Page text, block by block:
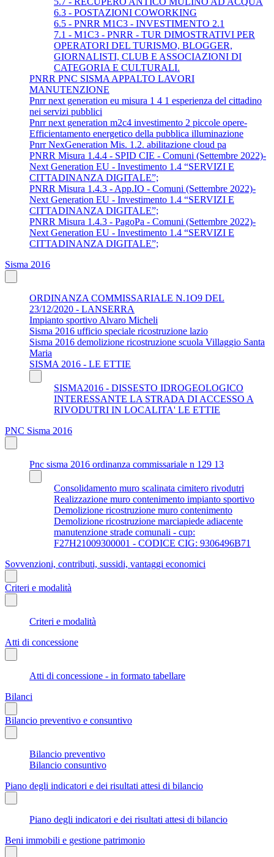
6.3 - POSTAZIONI COWORKING
6.5 - PNRR M1C3 - INVESTIMENTO 2.1
7.1 - M1C3 - PNRR - TUR DIMOSTRATIVI PER
OPERATORI DEL TURISMO, BLOGGER,
GIORNALISTI, CLUB E ASSOCIAZIONI DI
CATEGORIA E CULTURALI.
PNRR PNC SISMA APPALTO LAVORI
MANUTENZIONE
Pnrr next generation eu misura 1 4 1 esperienza del cittadino
nei servizi pubblici
Pnrr next generation m2c4 investimento 2 piccole opere-
Efficientamento energetico della pubblica illuminazione
Pnrr NexGeneration Mis. 1.2. abilitazione cloud pa
PNRR Misura 1.4.4 - SPID CIE - Comuni (Settembre 2022)-
Next Generation EU - Investimento 1.4 “SERVIZI E
CITTADINANZA DIGITALE”;
PNRR Misura 1.4.3 - App.IO - Comuni (Settembre 2022)-
Next Generation EU - Investimento 1.4 “SERVIZI E
CITTADINANZA DIGITALE”;
PNRR Misura 1.4.3 - PagoPa - Comuni (Settembre 2022)-
Next Generation EU - Investimento 1.4 “SERVIZI E
CITTADINANZA DIGITALE”;
Sisma 2016
ORDINANZA COMMISSARIALE N.1O9 DEL
23/12/2020 - LANSERRA
Impianto sportivo Alvaro Micheli
Sisma 2016 ufficio speciale ricostruzione lazio
Sisma 2016 demolizione ricostruzione scuola Villaggio Santa
Maria
SISMA 2016 - LE ETTIE
SISMA2016 - DISSESTO IDROGEOLOGICO
INTERESSANTE LA STRADA DI ACCESSO A
RIVODUTRI IN LOCALITA' LE ETTIE
PNC Sisma 2016
Pnc sisma 2016 ordinanza commissariale n 129 13
Consolidamento muro scalinata cimitero rivodutri
Realizzazione muro contenimento impianto sportivo
Demolizione ricostruzione muro contenimento
Demolizione ricostruzione marciapiede adiacente
manutenzione strade comunali - cup:
F27H21009300001 - CODICE CIG: 9306496B71
Sovvenzioni, contributi, sussidi, vantaggi economici
Criteri e modalità
Criteri e modalità
Atti di concessione
Atti di concessione - in formato tabellare
Bilanci
Bilancio preventivo e consuntivo
Bilancio preventivo
Bilancio consuntivo
Piano degli indicatori e dei risultati attesi di bilancio
Piano degli indicatori e dei risultati attesi di bilancio
Beni immobili e gestione patrimonio